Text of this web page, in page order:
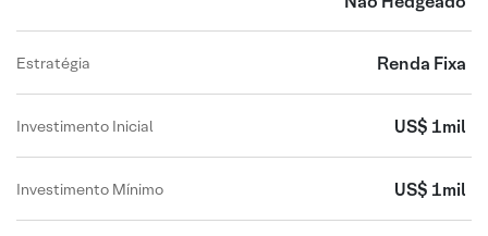
Estratégia Renda Fixa
Investimento Inicial US$ 1mil
Investimento Mínimo US$ 1mil